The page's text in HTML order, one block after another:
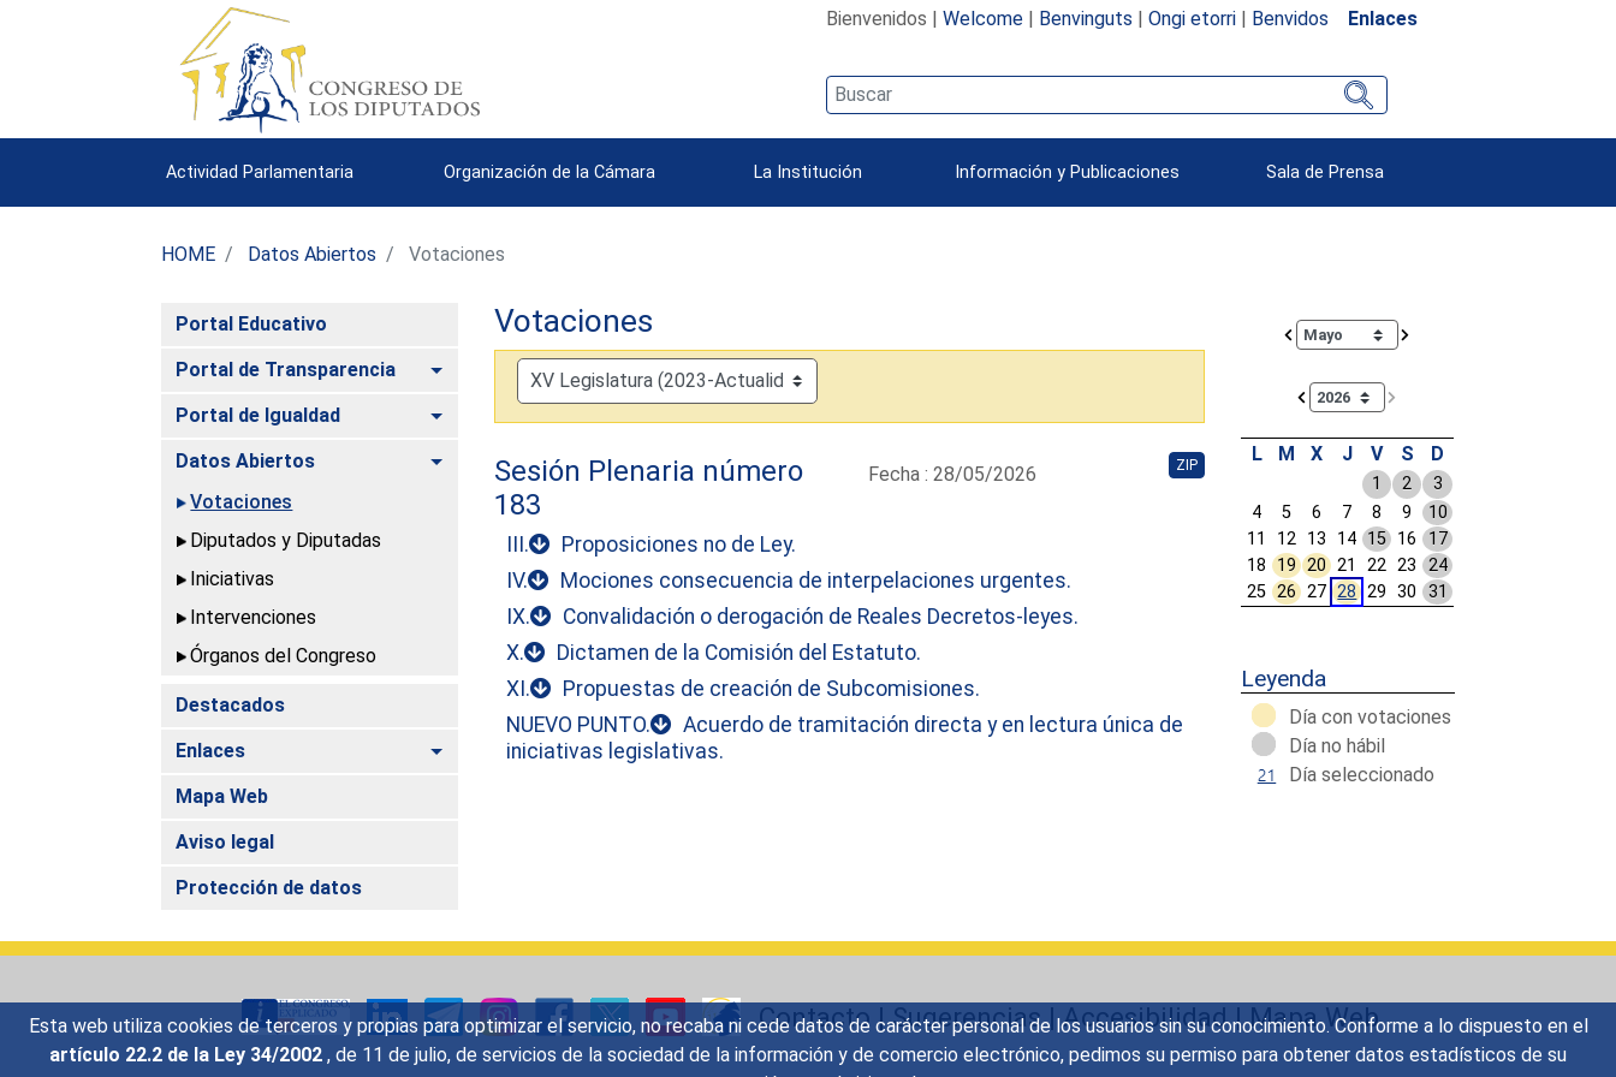
Esta web utiliza cookies de terceros y propias para optimizar el servicio, no recaba ni cede datos de carácter personal de los usuarios sin su conocimiento. Conforme a lo dispuesto en el
artículo 22.2 de la Ley 34/2002 , de 11 de julio, de servicios de la sociedad de la información y de comercio electrónico, pedimos su permiso para obtener datos estadísticos de su
Bienvenidos | Welcome| Benvinguts | Ongi etorri| Benvidos Enlaces
Actividad Parlamentaria Organización de la Cámara La Institución Información y Publicaciones Sala de Prensa
HOME Datos Abiertos Votaciones
Portal Educativo
Portal de Transparencia
Alternar
Portal de Igualdad Alternar
Datos Abiertos
Alternar
Votaciones
Diputados y Diputadas
Iniciativas
Intervenciones
Órganos del Congreso
Destacados
Enlaces
Alternar
Mapa Web
Aviso legal
Protección de datos
Votaciones
Sesión Plenaria número
183
Fecha : 28/05/2026 ZIP
III.
Proposiciones no de Ley.
IV.
Mociones consecuencia de interpelaciones urgentes.
IX.
Convalidación o derogación de Reales Decretos-leyes.
X.
Dictamen de la Comisión del Estatuto.
XI.
Propuestas de creación de Subcomisiones.
NUEVO PUNTO.
Acuerdo de tramitación directa y en lectura única de
iniciativas legislativas.
Calendar io de actividades. Doce Legislatura
L M X J V S D
1 2
3
4
5 6 7 8 9
10
11
12 13 14 15 16
17
18
19 20 21 22 23
24
25 26 27 28 29 30 31
Leyenda
Día con votaciones
Día no hábil
Día seleccionado
Contacto |Sugerencias|Accesibilidad|Mapa Web